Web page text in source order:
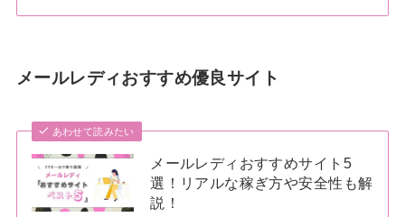
メールレディおすすめ優良サイト
あわせて読みたい
メールレディおすすめサイト5
選！リアルな稼ぎ方や安全性も解
説！